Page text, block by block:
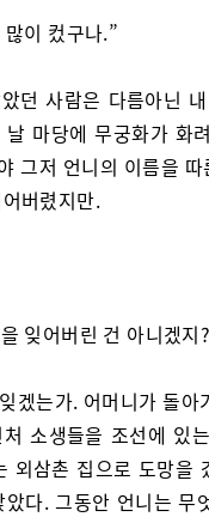
이 컸구나.”
던 사람은 다름아닌
마당에 무궁화가 화
그저 언니의 이름을
버렸지만.
잊어버린 건 아니겠지
겠는가. 어머니가 돌
소생들을 조선에 있
외삼촌 집으로 도망을
다. 그동안 언니는 무